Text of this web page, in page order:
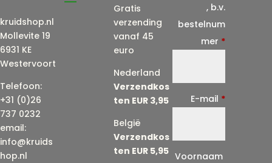
kruidshop.nl
Mollevite 19
6931 KE
Westervoort
Telefoon:
+31 (0)26
737 0232
email:
info@kruids
hop.nl
Gratis
verzending
vanaf 45
euro
Nederland
Verzendkos
ten EUR 3,95
België
Verzendkos
ten EUR 5,95
, b.v.
bestelnum
mer *
E-mail *
Voornaam